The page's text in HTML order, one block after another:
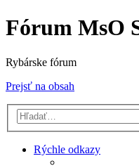
Fórum MsO
Rybárske fórum
Prejsť na obsah
Rýchle odkazy